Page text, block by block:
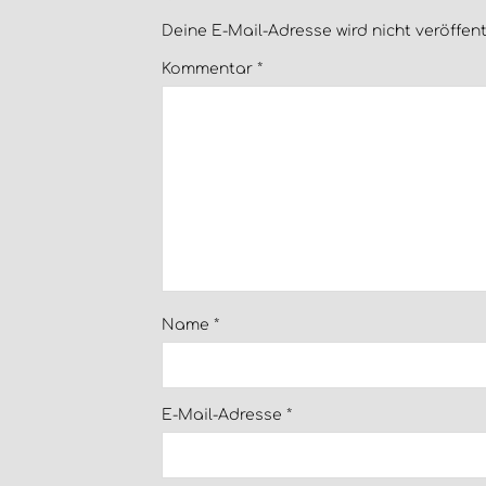
Deine E-Mail-Adresse wird nicht
Kommentar*
Name*
E-Mail-Adresse*